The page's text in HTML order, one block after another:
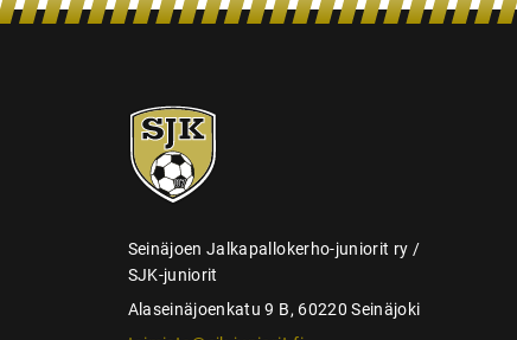
n
SJK-
juniorit
Seinäjoen Jalkapallokerho-juniorit ry /
SJK-juniorit
Alaseinäjoenkatu 9 B, 60220 Seinäjoki